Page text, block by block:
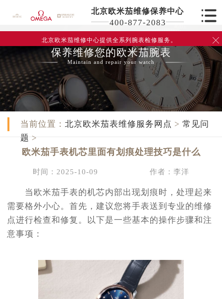
北京欧米茄维修保养中心
400-877-2083
北京欧米茄维修中心提供全系列腕表检修服务。 
保养维修您的欧米茄腕表
Maintain and repair your watch
当前位置： 北京欧米茄表维修服务网点 > 常见问
题 >
欧米茄手表机芯里面有划痕处理技巧是什么
时间：2025-10-09 作者：李洋
当欧米茄手表的机芯内部出现划痕时，处理起来
需要格外小心。首先，建议您将手表送到专业的维修
点进行检查和修复。以下是一些基本的操作步骤和注
意事项：